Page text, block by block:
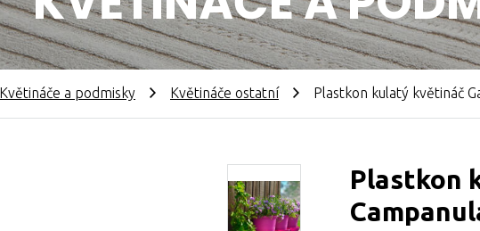
Květináče a podmisky Květináče ostatní Plastkon kulatý květináč
Plastkon